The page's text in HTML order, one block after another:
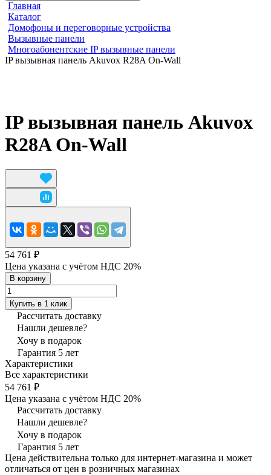
Главная
Каталог
Домофоны и переговорные устройства
Вызывные панели
Многоабонентские IP вызывные панели
IP вызывная панель Akuvox R28A On-Wall
IP вызывная панель Akuvox
R28A On-Wall
54 761 ₽
Цена указана с учётом НДС 20%
В корзину
Купить в 1 клик
Рассчитать доставку
Нашли дешевле?
Хочу в подарок
Гарантия 5 лет
Характеристики
Все характеристики
54 761 ₽
Цена указана с учётом НДС 20%
Рассчитать доставку
Нашли дешевле?
Хочу в подарок
Гарантия 5 лет
Цена действительна только для интернет-магазина и может
отличаться от цен в розничных магазинах